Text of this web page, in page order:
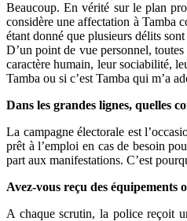
Beaucoup. En vérité sur le plan
considère une affectation à Tamba
étant donné que plusieurs délits
D’un point de vue personnel,
caractère humain, leur sociabilité,
Tamba ou si c’est Tamba qui m’a
Dans les grandes lignes, quelles
La campagne électorale est
prêt à l’emploi en cas de besoin
part aux manifestations. C’est
Avez-vous reçu des équipements
A chaque scrutin, la police reçoit